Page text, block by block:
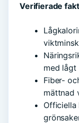
Verifierade
med lågt
Fiber-
mättnad